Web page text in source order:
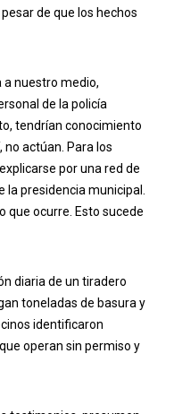
de que los hechos
a nuestro medio,
de la policía
tendrían conocimiento
no actúan. Para los
por una red de
la presidencia municipal.
que ocurre. Esto sucede
diaria de un tiradero
toneladas de basura y
identificaron
operan sin permiso y